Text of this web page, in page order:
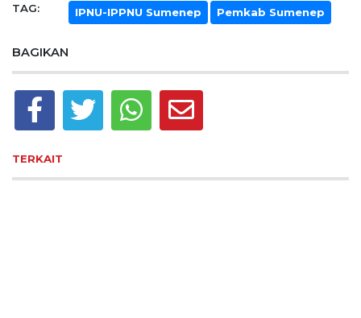
TAG: IPNU-IPPNU Sumenep Pemkab Sumenep
BAGIKAN
TERKAIT